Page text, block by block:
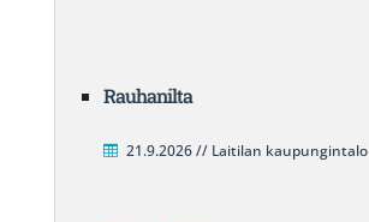
Rauhanilta
21.9.2026 // Laitilan kaupungintalo